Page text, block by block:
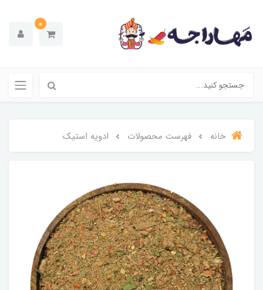
0
خانه فهرست محصولات ادویه استیک